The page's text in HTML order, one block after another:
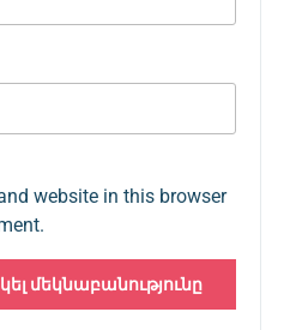
website in this browser